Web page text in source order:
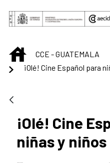
Saltar al contenido
INICIOCCE - GUATEMALA
¡Olé! Cine Español para
¡Olé! Cine
niñas y niños